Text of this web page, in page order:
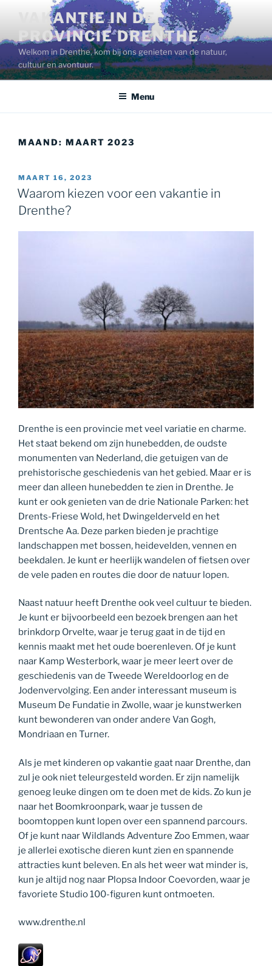
inhoud
VAKANTIE IN DE
PROVINCIE DRENTHE
Welkom in Drenthe, kom bij ons genieten van de natuur,
cultuur en avontuur.
Menu
MAAND: MAART 2023
GEPLAATST
OP
MAART 16, 2023
Waarom kiezen voor een vakantie in
Drenthe?
Drenthe is een provincie met veel variatie en charme.
Het staat bekend om zijn hunebedden, de oudste
monumenten van Nederland, die getuigen van de
prehistorische geschiedenis van het gebied. Maar er is
meer dan alleen hunebedden te zien in Drenthe. Je
kunt er ook genieten van de drie Nationale Parken: het
Drents-Friese Wold, het Dwingelderveld en het
Drentsche Aa. Deze parken bieden je prachtige
landschappen met bossen, heidevelden, vennen en
beekdalen. Je kunt er heerlijk wandelen of fietsen over
de vele paden en routes die door de natuur lopen.
Naast natuur heeft Drenthe ook veel cultuur te bieden.
Je kunt er bijvoorbeeld een bezoek brengen aan het
brinkdorp Orvelte, waar je terug gaat in de tijd en
kennis maakt met het oude boerenleven. Of je kunt
naar Kamp Westerbork, waar je meer leert over de
geschiedenis van de Tweede Wereldoorlog en de
Jodenvervolging. Een ander interessant museum is
Museum De Fundatie in Zwolle, waar je kunstwerken
kunt bewonderen van onder andere Van Gogh,
Mondriaan en Turner.
Als je met kinderen op vakantie gaat naar Drenthe, dan
zul je ook niet teleurgesteld worden. Er zijn namelijk
genoeg leuke dingen om te doen met de kids. Zo kun je
naar het Boomkroonpark, waar je tussen de
boomtoppen kunt lopen over een spannend parcours.
Of je kunt naar Wildlands Adventure Zoo Emmen, waar
je allerlei exotische dieren kunt zien en spannende
attracties kunt beleven. En als het weer wat minder is,
kun je altijd nog naar Plopsa Indoor Coevorden, waar je
favoriete Studio 100-figuren kunt ontmoeten.
www.drenthe.nl